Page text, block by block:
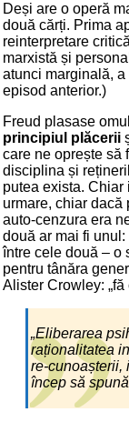
Deși are o operă
două cărți. Prima
reinterpretare
marxistă și
atunci marginală, a
episod anterior.)
Freud plasase
principiul plăcerii
care ne oprește să
disciplina și
putea exista.
urmare, chiar dacă
auto-cenzura era
două ar mai fi unul:
între cele două – o
pentru tânăra
Alister Crowley: „fă
„Eliberarea
raționalitatea
re-cunoașterii,
încep să